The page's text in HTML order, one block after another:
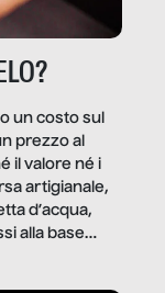
un costo sul
prezzo al
il valore né i
artigianale,
d’acqua,
alla base